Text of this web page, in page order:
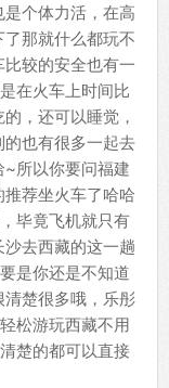
个体力活，在高
那就什么都玩不
较的安全也有一
在火车上时间比
，还可以睡觉，
也有很多一起去
所以你要问福建
荐坐火车了哈哈
毕竟飞机就只有
去西藏的这一趟
是你还是不知道
楚很多哦，乐彤
松游玩西藏不用
楚的都可以直接